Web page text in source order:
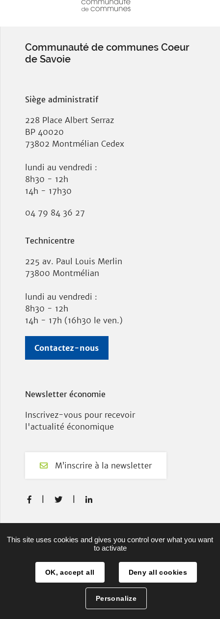
Communauté de communes Coeur
de Savoie
Siège administratif
228 Place Albert Serraz
BP 40020
73802 Montmélian Cedex
lundi au vendredi :
8h30 - 12h
14h - 17h30
04 79 84 36 27
Technicentre
225 av. Paul Louis Merlin
73800 Montmélian
lundi au vendredi :
8h30 - 12h
14h - 17h (16h30 le ven.)
Contactez-nous
Newsletter économie
Inscrivez-vous pour recevoir
l'actualité économique
M’inscrire à la newsletter

c
k

i
t
r

n
e
n
Plan du site
Projets européens
This site uses cookies and gives you control over what you want
to activate
OK, accept all Deny all cookies
Personalize